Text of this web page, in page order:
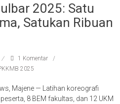
2025: Satu
Satukan Ribuan
1 Komentar
2025
Majene — Latihan koreografi
8 BEM fakultas, dan 12 UKM